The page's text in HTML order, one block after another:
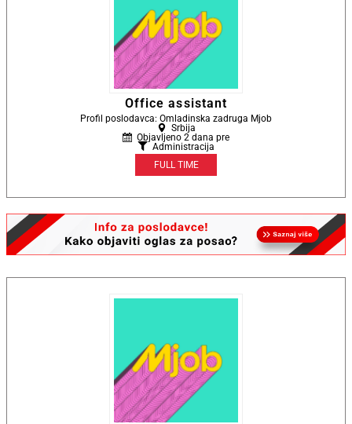
Office assistant
Profil poslodavca: Omladinska zadruga Mjob
Srbija
Objavljeno 2 dana pre
Administracija
FULL TIME